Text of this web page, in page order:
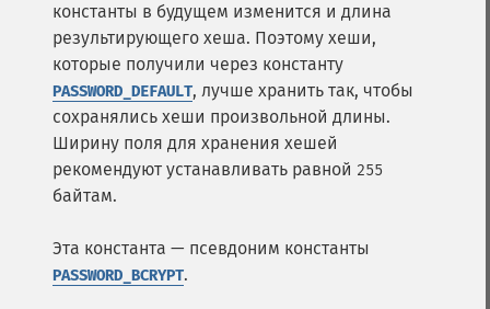
константы в будущем изменится и длина
результирующего хеша. Поэтому хеши,
которые получили через константу
PASSWORD_DEFAULT, лучше хранить так, чтобы
сохранялись хеши произвольной длины.
Ширину поля для хранения хешей
рекомендуют устанавливать равной 255
байтам.
Эта константа — псевдоним константы
PASSWORD_BCRYPT.